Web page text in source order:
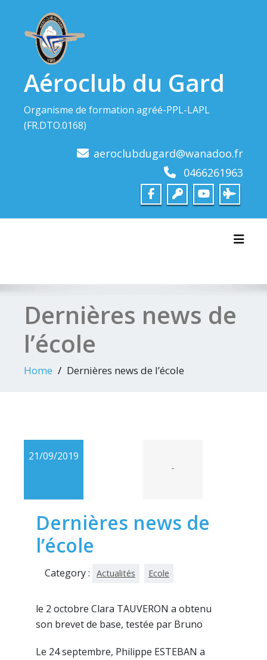
content
Aéroclub du Gard
Organisme de formation agréé-PPL-LAPL
(FR.DTO.0168)
aeroclubdugard@wanadoo.fr
0466261963
Dernières news de
l’école
Home Dernières news de l’école
21/09/2019
-
Dernières news de
l’école
Category : Actualités Ecole
le 2 octobre Clara TAUVERON a obtenu
son brevet de base, testée par Bruno
Le 24 septembre, Philippe ESTEBAN a